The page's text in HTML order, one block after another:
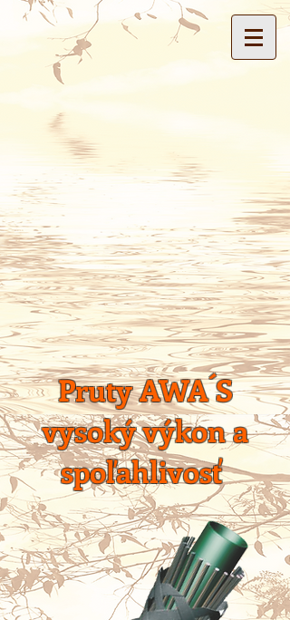
Pruty AWA´S
vysoký výkon a
spoľahlivosť